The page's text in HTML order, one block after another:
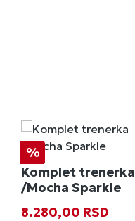
Popust
%
Komplet trenerka
/Mocha Sparkle
Prodajna cena:
8.280,00 RSD